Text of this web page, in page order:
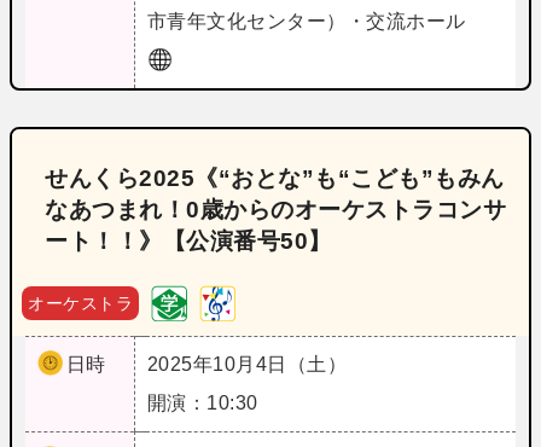
市青年文化センター）・交流ホール
せんくら2025《“おとな”も“こども”もみん
なあつまれ！0歳からのオーケストラコンサ
ート！！》【公演番号50】
オーケストラ
日時
2025年10月4日（土）
開演：10:30